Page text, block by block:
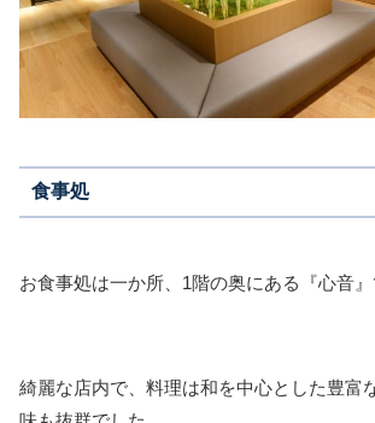
食事処
お食事処は一か所、1階の奥にある『心音』
綺麗な店内で、料理は和を中心とした豊富